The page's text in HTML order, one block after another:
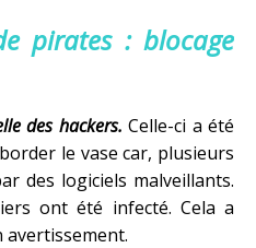
pirates : blocage
des hackers. Celle-ci a été
le vase car, plusieurs
des logiciels malveillants.
ont été infecté. Cela a